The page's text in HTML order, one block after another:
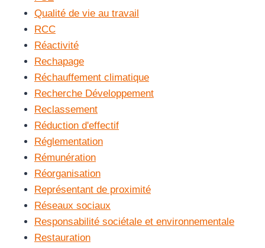
Qualité de vie au travail
RCC
Réactivité
Rechapage
Réchauffement climatique
Recherche Développement
Reclassement
Réduction d'effectif
Réglementation
Rémunération
Réorganisation
Représentant de proximité
Réseaux sociaux
Responsabilité sociétale et environnementale
Restauration